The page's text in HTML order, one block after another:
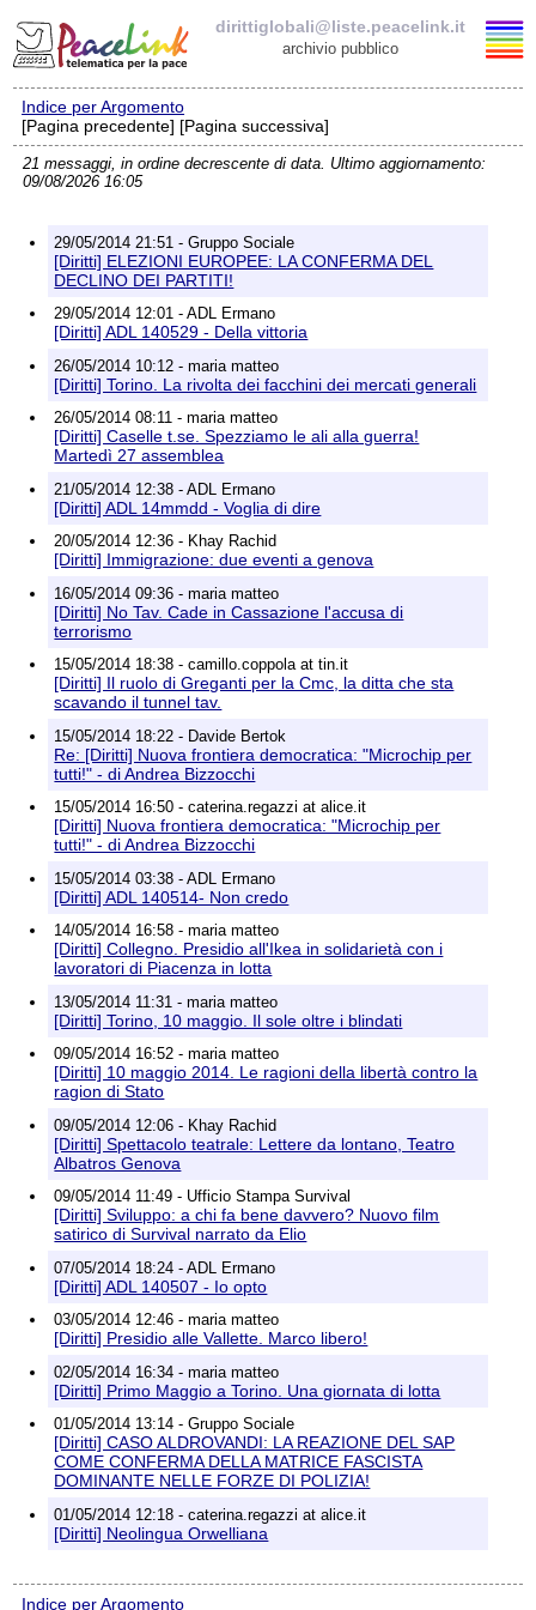
dirittiglobali@liste.peacelink.it
archivio pubblico
Elenco delle liste
dirittiglobali@liste.peacelink.it
Policy delle liste di PeaceLink
Informativa sulla privacy
Richieste di rimozione
Indice per Argomento
[Pagina precedente] [Pagina successiva]
21 messaggi, in ordine decrescente di data. Ultimo aggiornamento:
09/08/2026 16:05
29/05/2014 21:51 - Gruppo Sociale
[Diritti] ELEZIONI EUROPEE: LA CONFERMA DEL
DECLINO DEI PARTITI!
29/05/2014 12:01 - ADL Ermano
[Diritti] ADL 140529 - Della vittoria
26/05/2014 10:12 - maria matteo
[Diritti] Torino. La rivolta dei facchini dei mercati generali
26/05/2014 08:11 - maria matteo
[Diritti] Caselle t.se. Spezziamo le ali alla guerra!
Martedì 27 assemblea
21/05/2014 12:38 - ADL Ermano
[Diritti] ADL 14mmdd - Voglia di dire
20/05/2014 12:36 - Khay Rachid
[Diritti] Immigrazione: due eventi a genova
16/05/2014 09:36 - maria matteo
[Diritti] No Tav. Cade in Cassazione l'accusa di
terrorismo
15/05/2014 18:38 - camillo.coppola at tin.it
[Diritti] Il ruolo di Greganti per la Cmc, la ditta che sta
scavando il tunnel tav.
15/05/2014 18:22 - Davide Bertok
Re: [Diritti] Nuova frontiera democratica: "Microchip per
tutti!" - di Andrea Bizzocchi
15/05/2014 16:50 - caterina.regazzi at alice.it
[Diritti] Nuova frontiera democratica: "Microchip per
tutti!" - di Andrea Bizzocchi
15/05/2014 03:38 - ADL Ermano
[Diritti] ADL 140514- Non credo
14/05/2014 16:58 - maria matteo
[Diritti] Collegno. Presidio all'Ikea in solidarietà con i
lavoratori di Piacenza in lotta
13/05/2014 11:31 - maria matteo
[Diritti] Torino, 10 maggio. Il sole oltre i blindati
09/05/2014 16:52 - maria matteo
[Diritti] 10 maggio 2014. Le ragioni della libertà contro la
ragion di Stato
09/05/2014 12:06 - Khay Rachid
[Diritti] Spettacolo teatrale: Lettere da lontano, Teatro
Albatros Genova
09/05/2014 11:49 - Ufficio Stampa Survival
[Diritti] Sviluppo: a chi fa bene davvero? Nuovo film
satirico di Survival narrato da Elio
07/05/2014 18:24 - ADL Ermano
[Diritti] ADL 140507 - Io opto
03/05/2014 12:46 - maria matteo
[Diritti] Presidio alle Vallette. Marco libero!
02/05/2014 16:34 - maria matteo
[Diritti] Primo Maggio a Torino. Una giornata di lotta
01/05/2014 13:14 - Gruppo Sociale
[Diritti] CASO ALDROVANDI: LA REAZIONE DEL SAP
COME CONFERMA DELLA MATRICE FASCISTA
DOMINANTE NELLE FORZE DI POLIZIA!
01/05/2014 12:18 - caterina.regazzi at alice.it
[Diritti] Neolingua Orwelliana
Indice per Argomento